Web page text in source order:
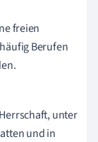
freien
Berufen
unter
und in